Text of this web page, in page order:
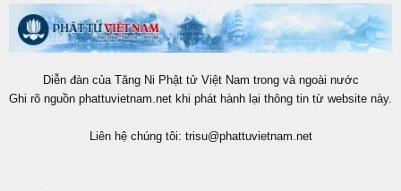
Diễn đàn của Tăng Ni Phật tử Việt Nam trong và ngoài nước
Ghi rõ nguồn phattuvietnam.net khi phát hành lại thông tin từ website này.
Liên hệ chúng tôi: trisu@phattuvietnam.net